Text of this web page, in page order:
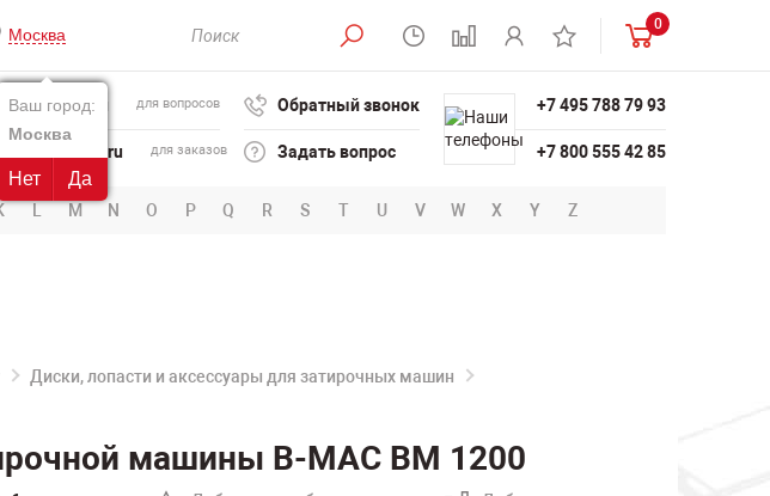
Москва
Ваш город:
Москва
Нет Да
0
для вопросов
для заказов
Обратный звонок
Задать вопрос
+7 495 788 79 93
+7 800 555 42 85
L M N O P Q R S T U V W X Y Z
Диски, лопасти и аксессуары для затирочных машин
машины B-MAC BM 1200